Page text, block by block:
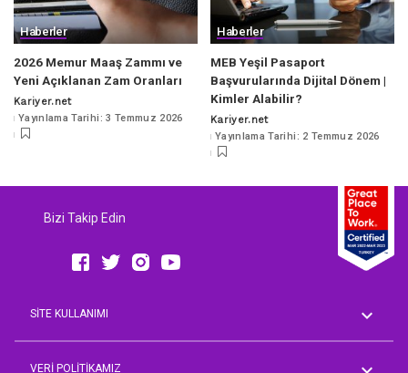
Haberler
2026 Memur Maaş Zammı ve
Yeni Açıklanan Zam Oranları
Posted
by
Kariyer.net
Yayınlama Tarihi: 3 Temmuz 2026
Haberler
MEB Yeşil Pasaport
Başvurularında Dijital Dönem |
Kimler Alabilir?
Posted
by
Kariyer.net
Yayınlama Tarihi: 2 Temmuz 2026
Bizi Takip Edin
SİTE KULLANIMI
AVM Rehberi
VERİ POLİTİKAMIZ